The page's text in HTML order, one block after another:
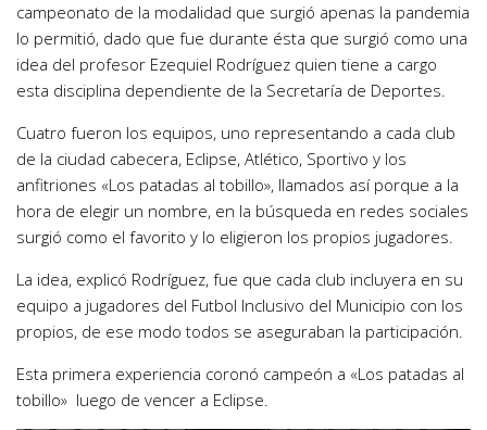
campeonato de la modalidad que surgió apenas la pandemia
lo permitió, dado que fue durante ésta que surgió como una
idea del profesor Ezequiel Rodríguez quien tiene a cargo
esta disciplina dependiente de la Secretaría de Deportes.
Cuatro fueron los equipos, uno representando a cada club
de la ciudad cabecera, Eclipse, Atlético, Sportivo y los
anfitriones «Los patadas al tobillo», llamados así porque a la
hora de elegir un nombre, en la búsqueda en redes sociales
surgió como el favorito y lo eligieron los propios jugadores.
La idea, explicó Rodríguez, fue que cada club incluyera en su
equipo a jugadores del Futbol Inclusivo del Municipio con los
propios, de ese modo todos se aseguraban la participación.
Esta primera experiencia coronó campeón a «Los patadas al
tobillo» luego de vencer a Eclipse.